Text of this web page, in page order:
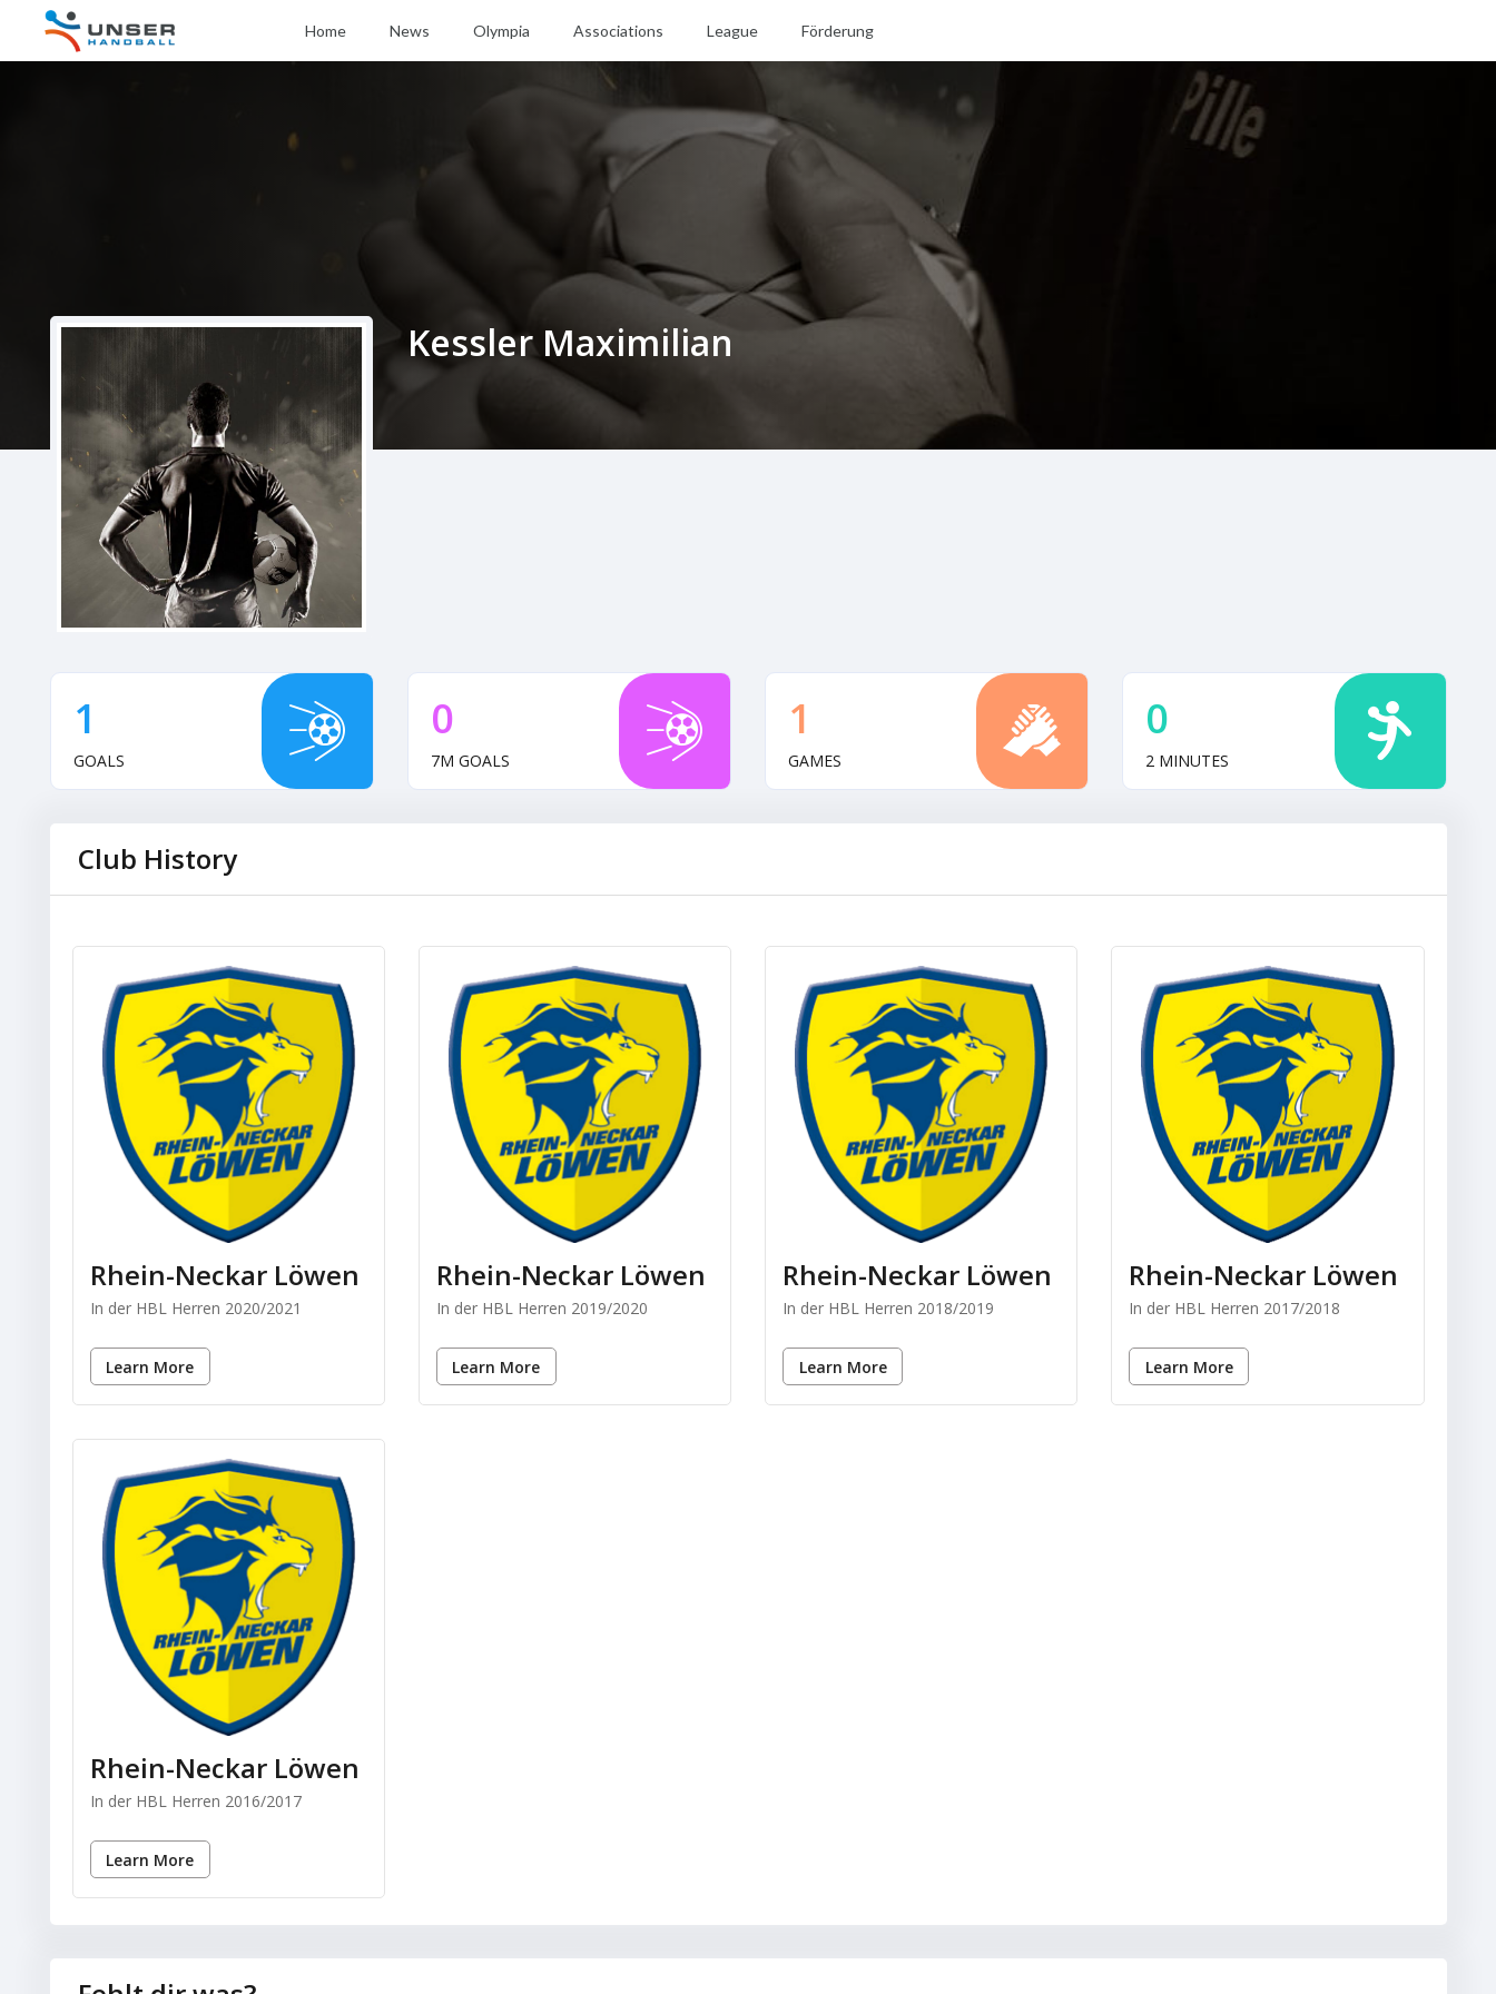
Home News Olympia Associations League Förderung
Kessler Maximilian
1
GOALS
0
7M GOALS
1
GAMES
0
2 MINUTES
Club History
Rhein-Neckar Löwen
In der HBL Herren 2020/2021
Learn More
Rhein-Neckar Löwen
In der HBL Herren 2019/2020
Learn More
Rhein-Neckar Löwen
In der HBL Herren 2018/2019
Learn More
Rhein-Neckar Löwen
In der HBL Herren 2017/2018
Learn More
Rhein-Neckar Löwen
In der HBL Herren 2016/2017
Learn More